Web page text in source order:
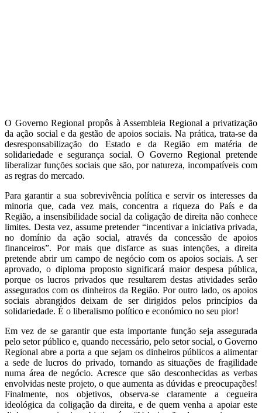
O Governo Regional propôs à Assembleia Regional a privatização
da ação social e da gestão de apoios sociais. Na prática, trata-se da
desresponsabilização do Estado e da Região em matéria de
solidariedade e segurança social. O Governo Regional pretende
liberalizar funções sociais que são, por natureza, incompatíveis com
as regras do mercado.
Para garantir a sua sobrevivência política e servir os interesses da
minoria que, cada vez mais, concentra a riqueza do País e da
Região, a insensibilidade social da coligação de direita não conhece
limites. Desta vez, assume pretender “incentivar a iniciativa privada,
no domínio da ação social, através da concessão de apoios
financeiros”. Por mais que disfarce as suas intenções, a direita
pretende abrir um campo de negócio com os apoios sociais. A ser
aprovado, o diploma proposto significará maior despesa pública,
porque os lucros privados que resultarem destas atividades serão
assegurados com os dinheiros da Região. Por outro lado, os apoios
sociais abrangidos deixam de ser dirigidos pelos princípios da
solidariedade. É o liberalismo político e económico no seu pior!
Em vez de se garantir que esta importante função seja assegurada
pelo setor público e, quando necessário, pelo setor social, o Governo
Regional abre a porta a que sejam os dinheiros públicos a alimentar
a sede de lucros do privado, tornando as situações de fragilidade
numa área de negócio. Acresce que são desconhecidas as verbas
envolvidas neste projeto, o que aumenta as dúvidas e preocupações!
Finalmente, nos objetivos, observa-se claramente a cegueira
ideológica da coligação da direita, e de quem venha a apoiar este